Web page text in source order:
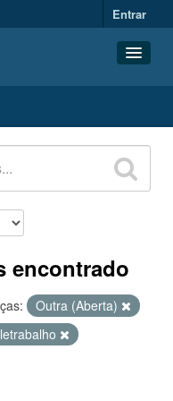
Entrar
encontrado
Outra (Aberta)